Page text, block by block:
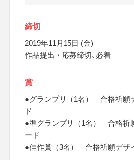
締切
2019年11月15日 (金)
作品提出・応募締切､必着
賞
●グランプリ（1名） 合格祈願
ド
●準グランプリ（1名） 合格祈
ード
●佳作賞（3名） 合格祈願デザ